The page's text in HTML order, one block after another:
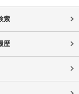
索
歴